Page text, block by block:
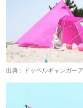
出典： ドッペルギャンガー